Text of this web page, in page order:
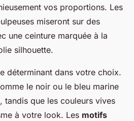
vos proportions. Les
miseront sur des
une ceinture marquée à la
silhouette.
déterminant dans votre choix.
le noir ou le bleu marine
tandis que les couleurs vives
à votre look. Les motifs